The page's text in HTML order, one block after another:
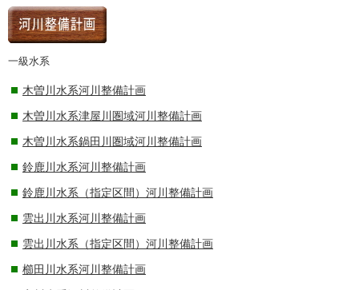
一級水系
木曽川水系河川整備計画
木曽川水系津屋川圏域河川整備計画
木曽川水系鍋田川圏域河川整備計画
鈴鹿川水系河川整備計画
鈴鹿川水系（指定区間）河川整備計画
雲出川水系河川整備計画
雲出川水系（指定区間）河川整備計画
櫛田川水系河川整備計画